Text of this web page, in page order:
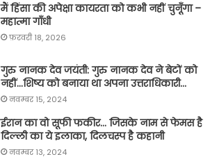
मैं हिंसा की अपेक्षा कायरता को कभी नहीं चुनूँगा –
महात्मा गाँधी
फ़रवरी 18, 2026
गुरु नानक देव जयंती: गुरु नानक देव ने बेटों को
नहीं…शिष्य को बनाया था अपना उत्तराधिकारी…
नवम्बर 15, 2024
ईरान का वो सूफी फकीर… जिसके नाम से फेमस है
दिल्ली का ये इलाका, दिलचस्प है कहानी
नवम्बर 13, 2024